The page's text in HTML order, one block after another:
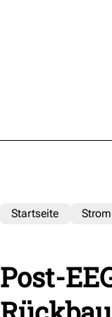
Startseite Strom
Post-